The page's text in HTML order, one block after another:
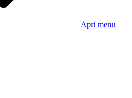
Apri menu